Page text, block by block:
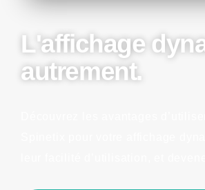
L'affichage
autrement.